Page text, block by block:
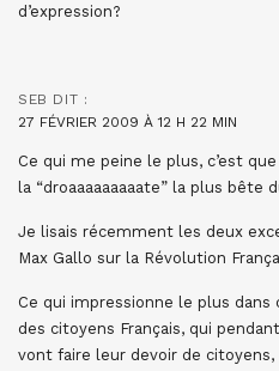
d’expression?
SEB DIT :
27 FÉVRIER 2009 À 12 H 22 MIN
Ce qui me peine le plus, c’est
la “droaaaaaaaaate” la plus bête
Je lisais récemment les deux
Max Gallo sur la Révolution
Ce qui impressionne le plus dans
des citoyens Français, qui
vont faire leur devoir de